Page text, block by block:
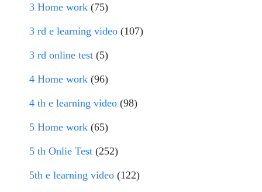
3 Home work (75)
3 rd e learning video (107)
3 rd online test (5)
4 Home work (96)
4 th e learning video (98)
5 Home work (65)
5 th Onlie Test (252)
5th e learning video (122)